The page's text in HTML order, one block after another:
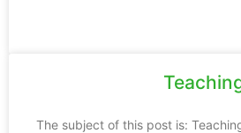
The subject of this post is: